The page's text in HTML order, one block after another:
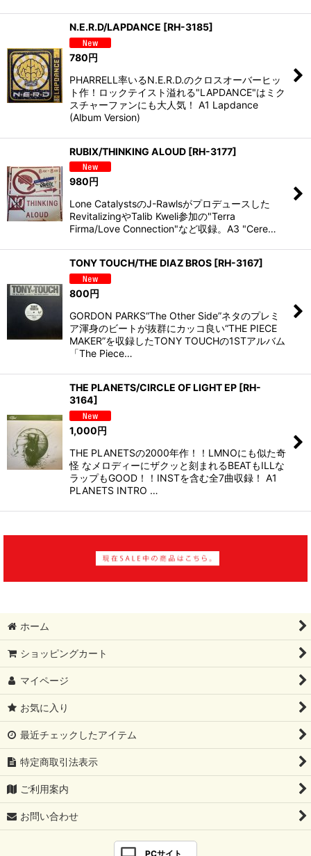
N.E.R.D/LAPDANCE [RH-3185]
780円
PHARRELL率いるN.E.R.D.のクロスオーバーヒッ
ト作！ロックテイスト溢れる"LAPDANCE"はミク
スチャーファンにも大人気！ A1 Lapdance
(Album Version)
RUBIX/THINKING ALOUD [RH-3177]
980円
Lone CatalystsのJ-Rawlsがプロデュースした
RevitalizingやTalib Kweli参加の"Terra
Firma/Love Connection"など収録。A3 "Cere…
TONY TOUCH/THE DIAZ BROS [RH-3167]
800円
GORDON PARKS“The Other Side”ネタのプレミ
ア渾身のビートが抜群にカッコ良い“THE PIECE
MAKER”を収録したTONY TOUCHの1STアルバム
「The Piece…
THE PLANETS/CIRCLE OF LIGHT EP [RH-
3164]
1,000円
THE PLANETSの2000年作！！LMNOにも似た奇
怪 なメロディーにザクッと刻まれるBEATもILLな
ラップもGOOD！！INSTを含む全7曲収録！ A1
PLANETS INTRO …
ホーム
ショッピングカート
マイページ
お気に入り
最近チェックしたアイテム
特定商取引法表示
ご利用案内
お問い合わせ
PCサイト